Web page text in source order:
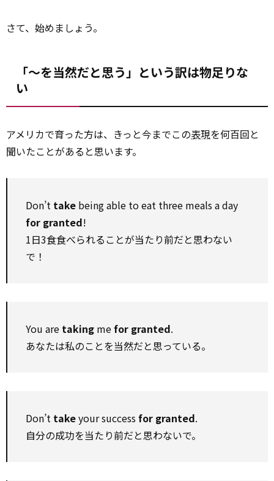
さて、始めましょう。
「～を当然だと思う」という訳は物足りな
い
アメリカで育った方は、きっと今までこの表現を何百回と
聞いたことがあると思います。
Don’t take being able to eat three meals a day
for granted!
1日3食食べられることが当たり前だと思わない
で！
You are taking mefor granted.
あなたは私のことを当然だと思っている。
Don’t takeyour success for granted.
自分の成功を当たり前だと思わないで。